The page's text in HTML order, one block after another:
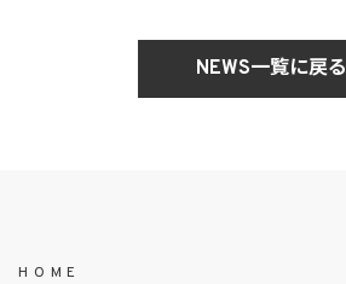
NEWS一覧に戻る
HOME